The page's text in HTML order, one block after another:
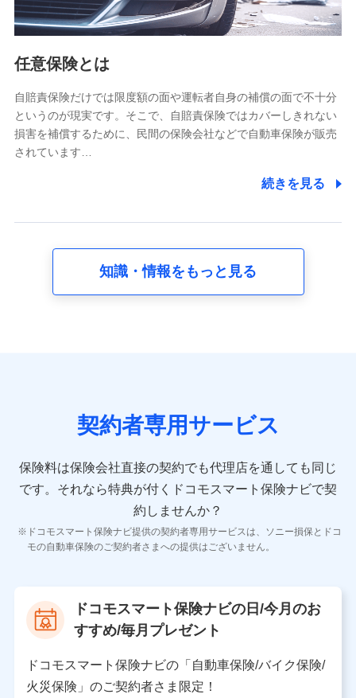
報。例として、dポイントカード番号、性別、年齢、家族
構成、住所、dポイント残高、dポイント利用履歴などが
含まれます。
当社又は株式会社NTTドコモが提供する各種サービスな
又は株式会社NTTドコモが提供する各種サービスのご契
約状態・ご利用履歴インターネット利用時の行動に関す
る情報、アプリケーション利用時の行動に関する情報、
購入されたサービスや商品の名称・購入場所・決済に関
する情報、アンケートの回答に関する情報などが含まれ
の内容、保険料、保険料のお支払方法、車のメーカーや
走行距離などの情報、建物の構造や築年数などの情報、
険契約に関する情報。例として、保険契約者及び被保険
者の氏名、住所、生年月日、性別、保険契約者と被保険
報、建物の構造や築年数などの情報、ペットの種類や年
齢などの情報などが含まれます。
【共同して利用する者の範囲】
当社
当社又は株式会社NTTドコモが提供する保険関連サービ
スにおけるユーザ登録受付および管理のため
を受けている保険会社・提携会社の保険その他に関する
情報を提供するため、また維持管理等の委託業務遂行の
ため、またそれらに付帯、関連する当社、株式会社NTT
任意保険とは
自賠責保険だけでは限度額の面や運転者自身の補償の面で不十分
というのが現実です。そこで、自賠責保険ではカバーしきれない
損害を補償するために、民間の保険会社などで自動車保険が販売
されています…
続きを見る
知識・情報をもっと見る
契約者専用サービス
保険料は保険会社直接の契約でも代理店を通しても同じ
です。 それなら特典が付くドコモスマート保険ナビで契
約しませんか？
ドコモスマート保険ナビ提供の契約者専用サービスは、ソニー損保とドコ
モの自動車保険のご契約者さまへの提供はございません。
ドコモスマート保険ナビの日/今月のお
すすめ/毎月プレゼント
ドコモスマート保険ナビの「自動車保険/バイク保険/
火災保険」のご契約者さま限定！